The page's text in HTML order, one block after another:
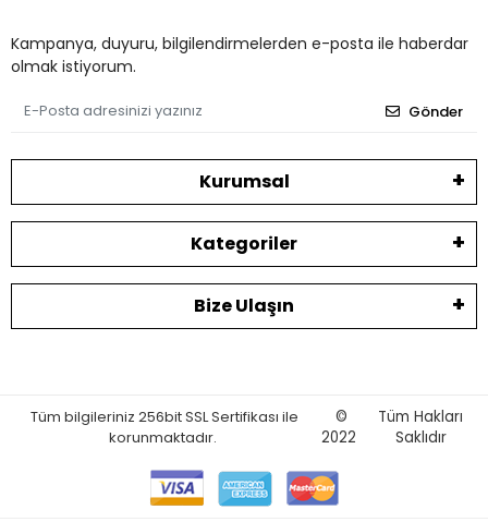
Kampanya, duyuru, bilgilendirmelerden e-posta ile haberdar
olmak istiyorum.
Gönder
Kurumsal
Kategoriler
Bize Ulaşın
Tüm bilgileriniz 256bit SSL Sertifikası ile
korunmaktadır.
©
2022
Tüm Hakları
Saklıdır